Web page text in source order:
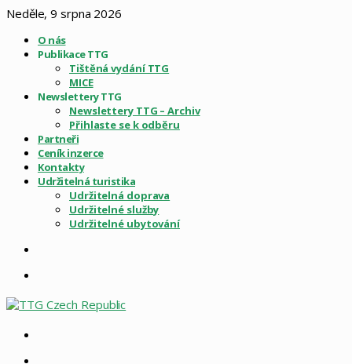
Neděle, 9 srpna 2026
O nás
Publikace TTG
Tištěná vydání TTG
MICE
Newslettery TTG
Newslettery TTG – Archiv
Přihlaste se k odběru
Partneři
Ceník inzerce
Kontakty
Udržitelná turistika
Udržitelná doprava
Udržitelné služby
Udržitelné ubytování